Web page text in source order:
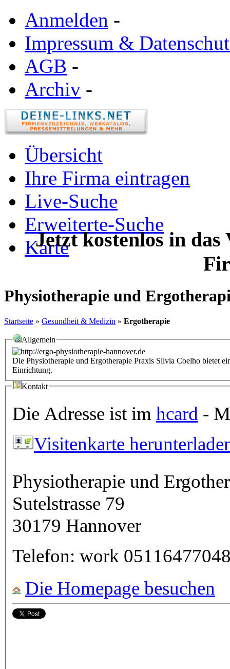
Anmelden -
Impressum &
AGB -
Archiv -
Übersicht
Ihre Firma eintragen
Live-Suche
Erweiterte-Suche
Karte
Jetzt kostenlos in
Physiotherapie und
Startseite » Gesundheit & Medizin » Ergotherapie
Allgemein
Die Physiotherapie und Ergotherapie Praxis Silvia Coelho bietet
Einrichtung.
Kontakt
Die Adresse ist im hcard -
Visitenkarte
Physiotherapie und
Sutelstrasse 79
30179 Hannover
Telefon: work
Die Homepage besuchen